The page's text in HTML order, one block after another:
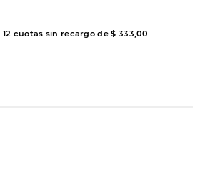
12 cuotas sin recargo de$ 333 ,00